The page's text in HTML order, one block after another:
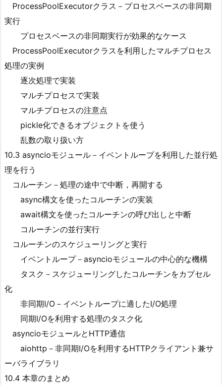
ProcessPoolExecutorクラス－プロセスベースの非同期
実行
プロセスベースの非同期実行が効果的なケース
ProcessPoolExecutorクラスを利用したマルチプロセス
処理の実例
逐次処理で実装
マルチプロセスで実装
マルチプロセスの注意点
pickle化できるオブジェクトを使う
乱数の取り扱い方
10.3 asyncioモジュール－イベントループを利用した並行処
理を行う
コルーチン－処理の途中で中断，再開する
async構文を使ったコルーチンの実装
await構文を使ったコルーチンの呼び出しと中断
コルーチンの並行実行
コルーチンのスケジューリングと実行
イベントループ－asyncioモジュールの中心的な機構
タスク－スケジューリングしたコルーチンをカプセル
化
非同期I/O－イベントループに適したI/O処理
同期I/Oを利用する処理のタスク化
asyncioモジュールとHTTP通信
aiohttp－非同期I/Oを利用するHTTPクライアント兼サ
ーバライブラリ
10.4 本章のまとめ